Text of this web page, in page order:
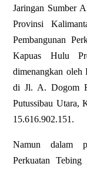
Jaringan Sumber
Provinsi
Pembangunan
Kapuas Hulu
dimenangkan oleh
di Jl. A. Dogom
Putussibau Utara,
15.616.902.151.
Namun dalam
Perkuatan